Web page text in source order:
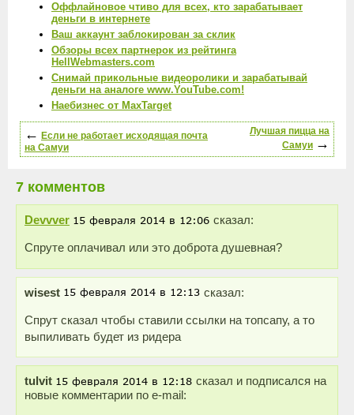
Оффлайновое чтиво для всех, кто зарабатывает
деньги в интернете
Ваш аккаунт заблокирован за склик
Обзоры всех партнерок из рейтинга
HellWebmasters.com
Снимай прикольные видеоролики и зарабатывай
деньги на аналоге www.YouTube.com!
Наебизнес от MaxTarget
←
Если не работает исходящая почта
на Самуи
Лучшая пицца на
Самуи →
7 комментов
Devvver сказал:
Спруте оплачивал или это доброта душевная?
wisest сказал:
Спрут сказал чтобы ставили ссылки на топсапу, а то
выпиливать будет из ридера
tulvit
сказал и подписался на
новые комментарии по e-mail: